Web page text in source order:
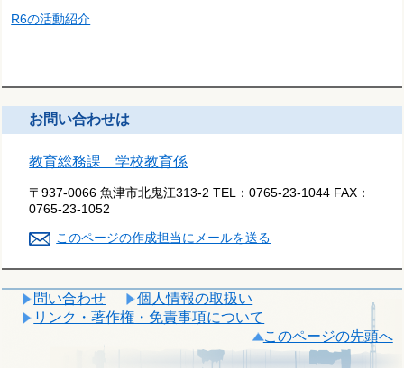
R6の活動紹介
お問い合わせは
教育総務課 学校教育係
〒937-0066 魚津市北鬼江313-2 TEL：0765-23-1044 FAX：
0765-23-1052
このページの作成担当にメールを送る
問い合わせ
個人情報の取扱い
リンク・著作権・免責事項について
このページの先頭へ